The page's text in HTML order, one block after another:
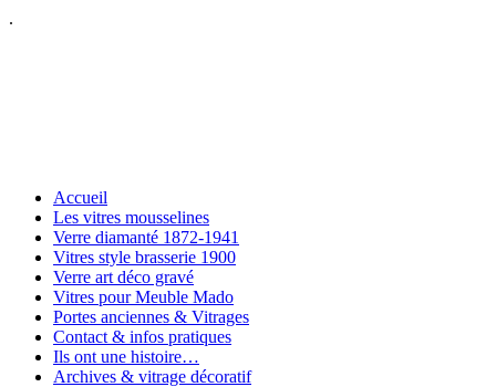
.
Accueil
Les vitres mousselines
Verre diamanté 1872-1941
Vitres style brasserie 1900
Verre art déco gravé
Vitres pour Meuble Mado
Portes anciennes & Vitrages
Contact & infos pratiques
Ils ont une histoire…
Archives & vitrage décoratif